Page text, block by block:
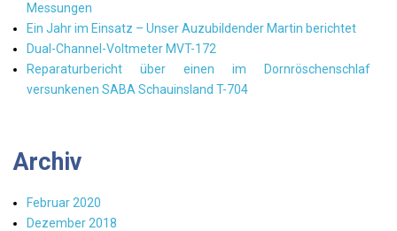
Messungen
Ein Jahr im Einsatz – Unser Auzubildender Martin berichtet
Dual-Channel-Voltmeter MVT-172
Reparaturbericht über einen im Dornröschenschlaf
versunkenen SABA Schauinsland T-704
Archiv
Februar 2020
Dezember 2018